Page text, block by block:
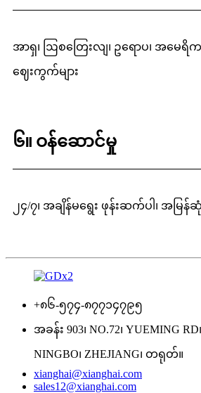
အာရှ၊ ဩစတြေးလျ၊ ဥရောပ၊ အမေရိက
ဈေးကွက်များ
၆။ ဝန်ဆောင်မှု
၂၄/၇၊ အချိန်မရွေး ဖုန်းဆက်ပါ၊ အမြန်ဆုံ
+၈၆-၅၇၄-၈၇၇၁၄၇၉၅
အခန်း 903၊ NO.72၊ YUEMING
NINGBO၊ ZHEJIANG၊ တရုတ်။
xianghai@xianghai.com
sales12@xianghai.com